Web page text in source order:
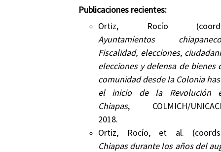
Publicaciones recientes:
Ortiz, Rocío
Ayuntamientos
Fiscalidad, elecciones,
elecciones y defensa de bienes
comunidad desde la Colonia
el inicio de la Revolución
Chiapas, COLMICH/
2018.
Ortiz, Rocío, et al.
Chiapas durante los años del